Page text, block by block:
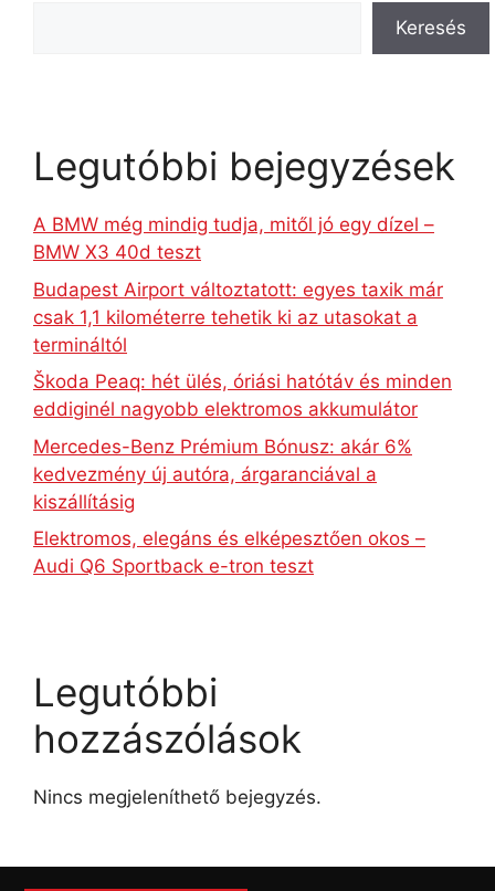
Keresés
Legutóbbi bejegyzések
A BMW még mindig tudja, mitől jó egy dízel –
BMW X3 40d teszt
Budapest Airport változtatott: egyes taxik már
csak 1,1 kilométerre tehetik ki az utasokat a
termináltól
Škoda Peaq: hét ülés, óriási hatótáv és minden
eddiginél nagyobb elektromos akkumulátor
Mercedes-Benz Prémium Bónusz: akár 6%
kedvezmény új autóra, árgaranciával a
kiszállításig
Elektromos, elegáns és elképesztően okos –
Audi Q6 Sportback e-tron teszt
Legutóbbi
hozzászólások
Nincs megjeleníthető bejegyzés.